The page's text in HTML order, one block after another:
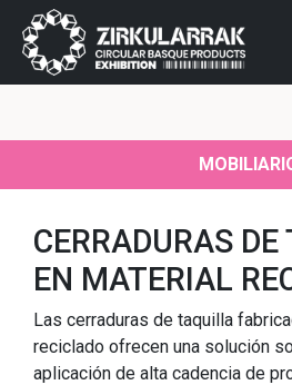
CERRADURAS
EN MATERIAL
Las cerraduras de taquilla
reciclado ofrecen una solución
aplicación de alta cadencia de